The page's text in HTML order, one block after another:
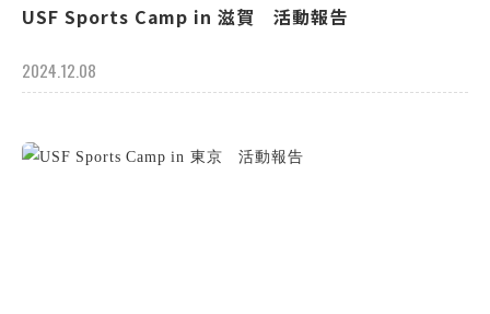
USF Sports Camp in 滋賀 活動報告
2024.12.08